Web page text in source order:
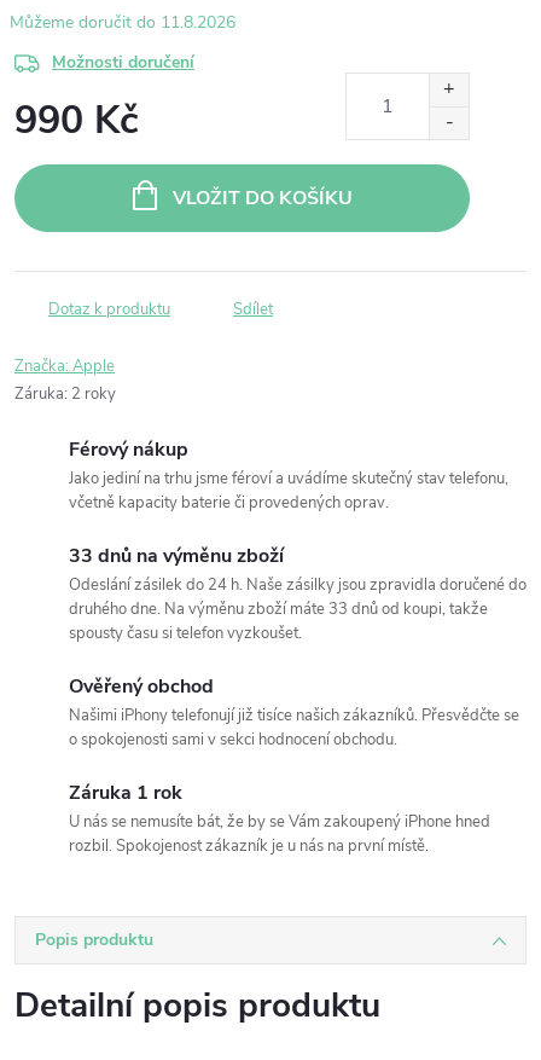
11.8.2026
Možnosti doručení
990 Kč
cena:
VLOŽIT DO KOŠÍKU
Dotaz k produktu Sdílet
Značka: Apple
Záruka: 2 roky
Férový nákup
Jako jediní na trhu jsme féroví a uvádíme skutečný stav telefonu,
včetně kapacity baterie či provedených oprav.
33 dnů na výměnu zboží
Odeslání zásilek do 24 h. Naše zásilky jsou zpravidla doručené do
druhého dne. Na výměnu zboží máte 33 dnů od koupi, takže
spousty času si telefon vyzkoušet.
Ověřený obchod
Našimi iPhony telefonují již tisíce našich zákazníků. Přesvědčte se
o spokojenosti sami v sekci hodnocení obchodu.
Záruka 1 rok
U nás se nemusíte bát, že by se Vám zakoupený iPhone hned
rozbil. Spokojenost zákazník je u nás na první místě.
Popis produktu
Detailní popis produktu